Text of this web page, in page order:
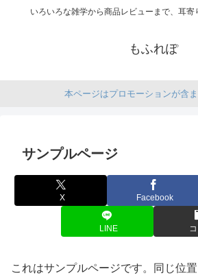
いろいろな雑学から商品レビューまで、耳
もふれぽ
本ページはプロモーションが含
サンプルページ
X Facebook
LINE
これはサンプルページです。同じ位